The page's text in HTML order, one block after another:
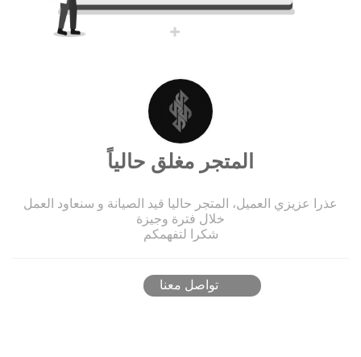
المتجر مغلق حالياً
عذرا عزيزي العميل، المتجر حاليا قيد الصيانة و سنعاود العمل
خلال فترة وجيزة
شكرا لتفهمكم
تواصل معنا